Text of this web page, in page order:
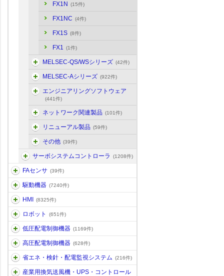
FX1N (15件)
FX1NC (4件)
FX1S (8件)
FX1 (1件)
MELSEC-QS/WSシリーズ (42件)
MELSEC-Aシリーズ (922件)
エンジニアリングソフトウェア
(441件)
ネットワーク関連製品 (101件)
リニューアル製品 (59件)
その他 (39件)
サーボシステムコントローラ (1208件)
FAセンサ (39件)
駆動機器 (7240件)
HMI (8325件)
ロボット (651件)
低圧配電制御機器 (1169件)
高圧配電制御機器 (628件)
省エネ・検針・配電監視システム (216件)
産業用換気送風機・UPS・コントロール